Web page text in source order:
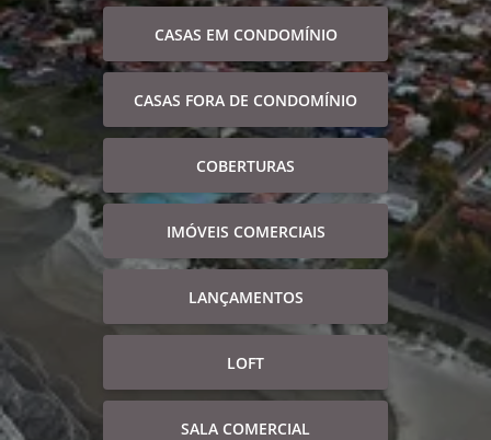
CASAS EM CONDOMÍNIO
CASAS FORA DE CONDOMÍNIO
COBERTURAS
IMÓVEIS COMERCIAIS
LANÇAMENTOS
LOFT
SALA COMERCIAL